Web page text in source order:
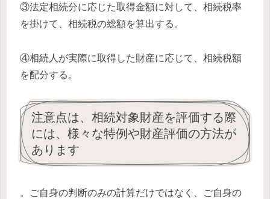
③法定相続分に応じた取得金額に対して、相続税率
を掛けて、相続税の総額を算出する。
④相続人が実際に取得した財産に応じて、相続税額
を配分する。
注意点は、相続対象財産を評価する際
には、様々な特例や財産評価の方法が
あります
。
ご自身の判断のみの計算だけではなく、ご自身の